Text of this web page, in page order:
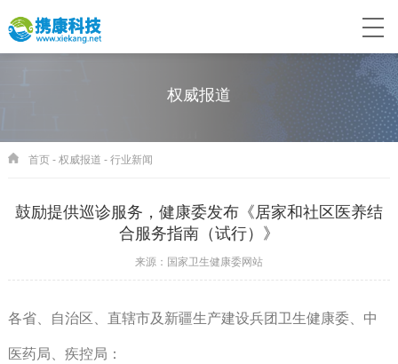
权威报道
首页- 权威报道 - 行业新闻
鼓励提供巡诊服务，健康委发布《居家和社区医养结
合服务指南（试行）》
来源：国家卫生健康委网站
各省、自治区、直辖市及新疆生产建设兵团卫生健康委、中
医药局、疾控局：